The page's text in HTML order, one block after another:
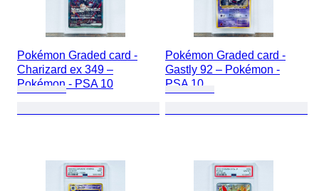
Pokémon Graded card -
Charizard ex 349 –
Pokémon - PSA 10
Pokémon Graded card -
Gastly 92 – Pokémon -
PSA 10